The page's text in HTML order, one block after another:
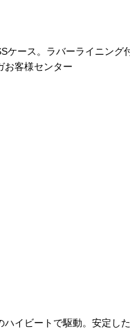
ケース。ラバーライニング
お客様センター
イビートで駆動。安定し